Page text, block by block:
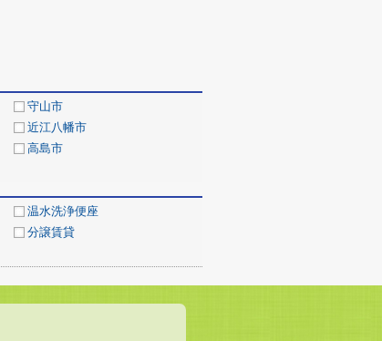
守山市
近江八幡市
高島市
温水洗浄便座
分譲賃貸